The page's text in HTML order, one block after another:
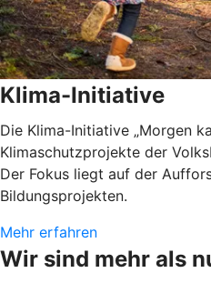
Klima-Initiative
Die Klima-Initiative „Morgen
Klimaschutzprojekte der
Der Fokus liegt auf der
Bildungsprojekten.
Mehr erfahren
Wir sind mehr als